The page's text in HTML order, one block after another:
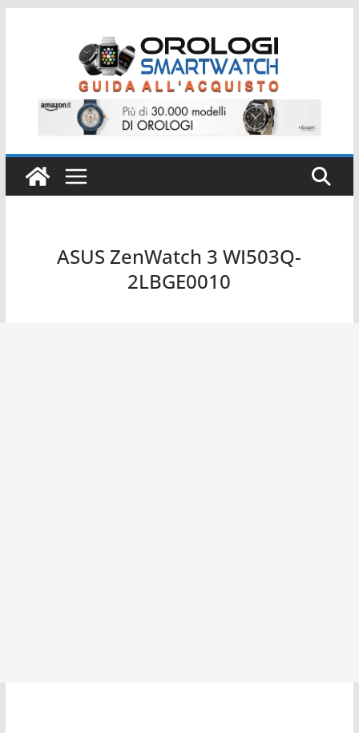
ASUS ZenWatch 3 WI503Q-
2LBGE0010